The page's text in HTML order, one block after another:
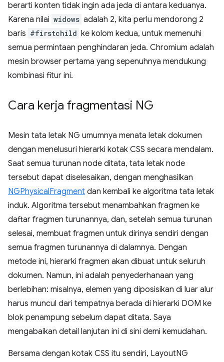
berarti konten tidak ingin ada jeda di antara keduanya.
Karena nilai widows adalah 2, kita perlu mendorong 2
baris #firstchild ke kolom kedua, untuk memenuhi
semua permintaan penghindaran jeda. Chromium adalah
mesin browser pertama yang sepenuhnya mendukung
kombinasi fitur ini.
Cara kerja fragmentasi NG
Mesin tata letak NG umumnya menata letak dokumen
dengan menelusuri hierarki kotak CSS secara mendalam.
Saat semua turunan node ditata, tata letak node
tersebut dapat diselesaikan, dengan menghasilkan
NGPhysicalFragment dan kembali ke algoritma tata letak
induk. Algoritma tersebut menambahkan fragmen ke
daftar fragmen turunannya, dan, setelah semua turunan
selesai, membuat fragmen untuk dirinya sendiri dengan
semua fragmen turunannya di dalamnya. Dengan
metode ini, hierarki fragmen akan dibuat untuk seluruh
dokumen. Namun, ini adalah penyederhanaan yang
berlebihan: misalnya, elemen yang diposisikan di luar alur
harus muncul dari tempatnya berada di hierarki DOM ke
blok penampung sebelum dapat ditata. Saya
mengabaikan detail lanjutan ini di sini demi kemudahan.
Bersama dengan kotak CSS itu sendiri, LayoutNG